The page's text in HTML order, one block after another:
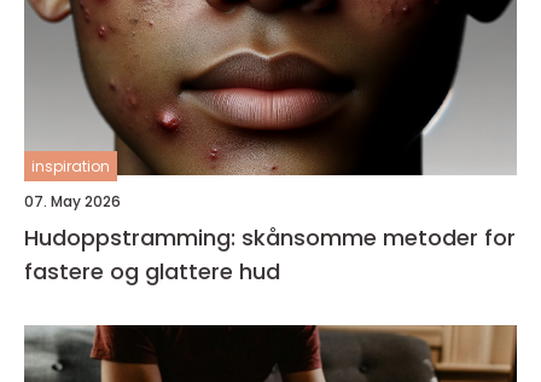
inspiration
07. May 2026
Hudoppstramming: skånsomme metoder for
fastere og glattere hud